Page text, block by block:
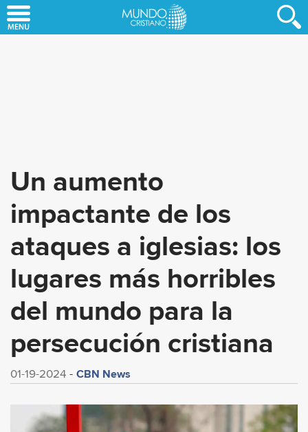
to
Un aumento
impactante de los
ataques a iglesias: los
lugares más horribles
del mundo para la
persecución cristiana
01-19-2024 CBN News